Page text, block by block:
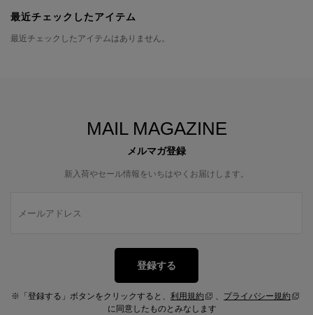
最近チェックしたアイテム
最近チェックしたアイテムはありません。
MAIL MAGAZINE
メルマガ登録
新入荷やセール情報をいちはやくお届けします。
登録する
※「登録する」ボタンをクリックすると、 利用規約 、 プライバシー規約
に同意したものとみなします